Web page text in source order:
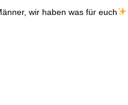
wir haben was für euch